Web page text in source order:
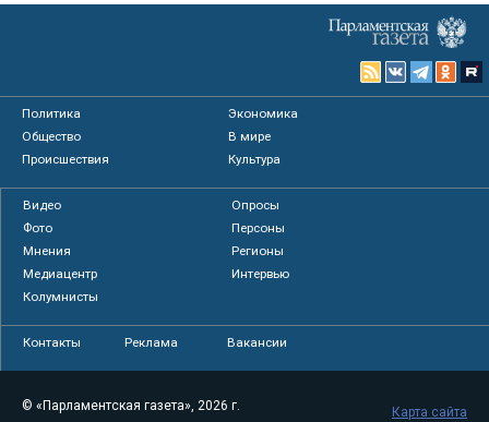
Политика
Экономика
Общество
В мире
Происшествия
Культура
Видео
Опросы
Фото
Персоны
Мнения
Регионы
Медиацентр
Интервью
Колумнисты
Контакты Реклама Вакансии
© «Парламентская газета», 2026 г.
Карта сайта